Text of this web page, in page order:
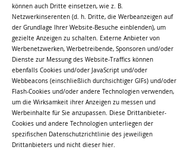
können auch Dritte einsetzen, wie z. B.
Netzwerkinserenten (d. h. Dritte, die Werbeanzeigen auf
der Grundlage Ihrer Website-Besuche einblenden), um
gezielte Anzeigen zu schalten. Externe Anbieter von
Werbenetzwerken, Werbetreibende, Sponsoren und/oder
Dienste zur Messung des Website-Traffics können
ebenfalls Cookies und/oder JavaScript und/oder
Webbeacons (einschließlich durchsichtiger GIFs) und/oder
Flash-Cookies und/oder andere Technologien verwenden,
um die Wirksamkeit ihrer Anzeigen zu messen und
Werbeinhalte für Sie anzupassen. Diese Drittanbieter-
Cookies und andere Technologien unterliegen der
spezifischen Datenschutzrichtlinie des jeweiligen
Drittanbieters und nicht dieser hier.